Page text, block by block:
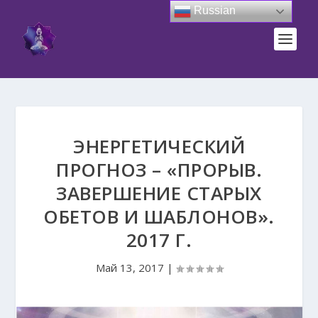
ЭНЕРГЕТИЧЕСКИЙ
ПРОГНОЗ – «ПРОРЫВ.
ЗАВЕРШЕНИЕ СТАРЫХ
ОБЕТОВ И ШАБЛОНОВ».
2017 Г.
Май 13, 2017 |
Russian